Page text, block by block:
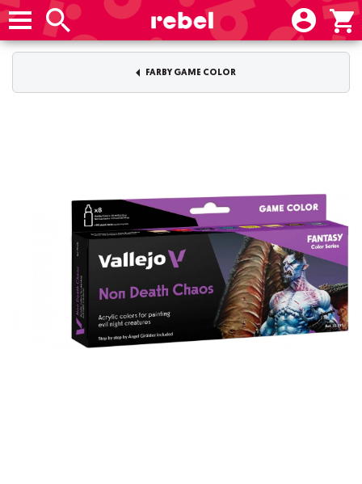
FARBY GAME COLOR